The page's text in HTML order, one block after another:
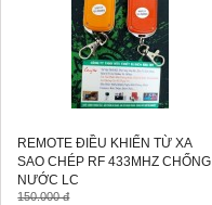
REMOTE ĐIỀU KHIỂN TỪ XA
SAO CHÉP RF 433MHZ CHỐNG
NƯỚC LC
150.000 đ